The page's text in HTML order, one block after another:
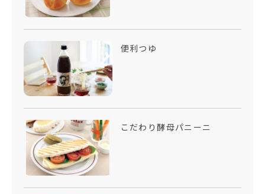
便利つゆ
こだわり酵母パニーニ